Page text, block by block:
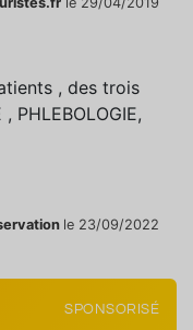
, des trois
PHLEBOLOGIE,
le 23/09/2022
SPONSORISÉ